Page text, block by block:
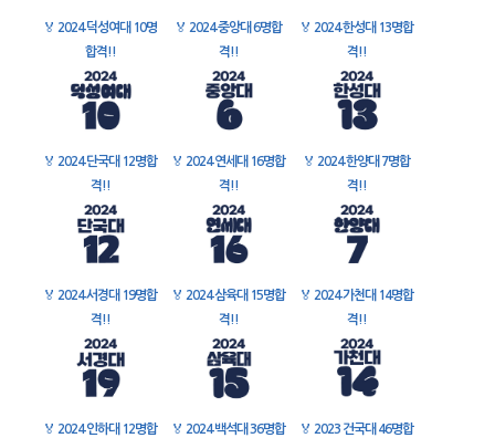
🏅 2024 덕성여대 10명
합격!!
🏅 2024 중앙대 6명합
격!!
🏅 2024 한성대 13명합
격!!
🏅 2024 단국대 12명합
격!!
🏅 2024 연세대 16명합
격!!
🏅 2024 한양대 7명합
격!!
🏅 2024 서경대 19명합
격!!
🏅 2024 삼육대 15명합
격!!
🏅 2024 가천대 14명합
격!!
🏅 2024 인하대 12명합
🏅 2024 백석대 36명합
🏅 2023 건국대 46명합